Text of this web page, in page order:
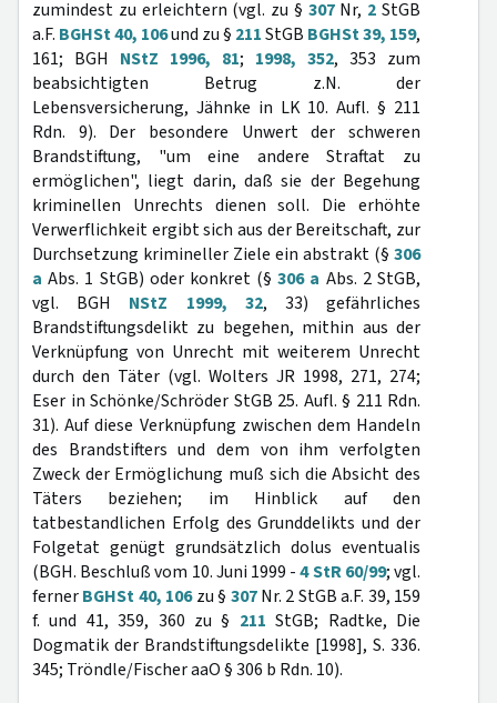
zumindest zu erleichtern (vgl. zu § 307Nr, 2 StGB
a.F. BGHSt 40, 106und zu § 211StGB BGHSt 39, 159,
161; BGH NStZ 1996, 81; 1998, 352, 353 zum
beabsichtigten Betrug z.N. der
Lebensversicherung, Jähnke in LK 10. Aufl. § 211
Rdn. 9). Der besondere Unwert der schweren
Brandstiftung, "um eine andere Straftat zu
ermöglichen", liegt darin, daß sie der Begehung
kriminellen Unrechts dienen soll. Die erhöhte
Verwerflichkeit ergibt sich aus der Bereitschaft, zur
Durchsetzung krimineller Ziele ein abstrakt (§ 306
a Abs. 1 StGB) oder konkret (§306 a Abs. 2 StGB,
vgl. BGH NStZ 1999, 32, 33) gefährliches
Brandstiftungsdelikt zu begehen, mithin aus der
Verknüpfung von Unrecht mit weiterem Unrecht
durch den Täter (vgl. Wolters JR 1998, 271, 274;
Eser in Schönke/Schröder StGB 25. Aufl. § 211 Rdn.
31). Auf diese Verknüpfung zwischen dem Handeln
des Brandstifters und dem von ihm verfolgten
Zweck der Ermöglichung muß sich die Absicht des
Täters beziehen; im Hinblick auf den
tatbestandlichen Erfolg des Grunddelikts und der
Folgetat genügt grundsätzlich dolus eventualis
(BGH. Beschluß vom 10. Juni 1999 -4 StR 60/99; vgl.
fernerBGHSt 40, 106zu § 307Nr. 2 StGB a.F. 39, 159
f. und 41, 359, 360 zu § 211 StGB; Radtke, Die
Dogmatik der Brandstiftungsdelikte [1998], S. 336.
345; Tröndle/Fischer aaO § 306 b Rdn. 10).